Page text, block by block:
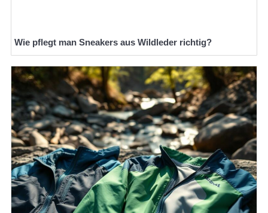
Wie pflegt man Sneakers aus Wildleder richtig?